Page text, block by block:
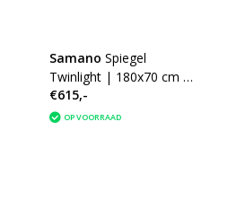
Samano Spiegel
Twinlight | 180x70 cm |
rechthoek | aluminium |
met LED verlichting
€615,-
OP VOORRAAD